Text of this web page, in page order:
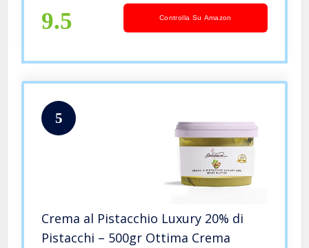
9.5 Controlla Su Amazon
5
Crema al Pistacchio Luxury 20% di
Pistacchi – 500gr Ottima Crema